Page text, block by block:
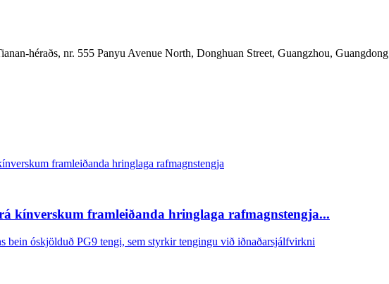
héraðs, nr. 555 Panyu Avenue North, Donghuan Street, Guangzhou, Guangdong
kínverskum framleiðanda hringlaga rafmagnstengja...